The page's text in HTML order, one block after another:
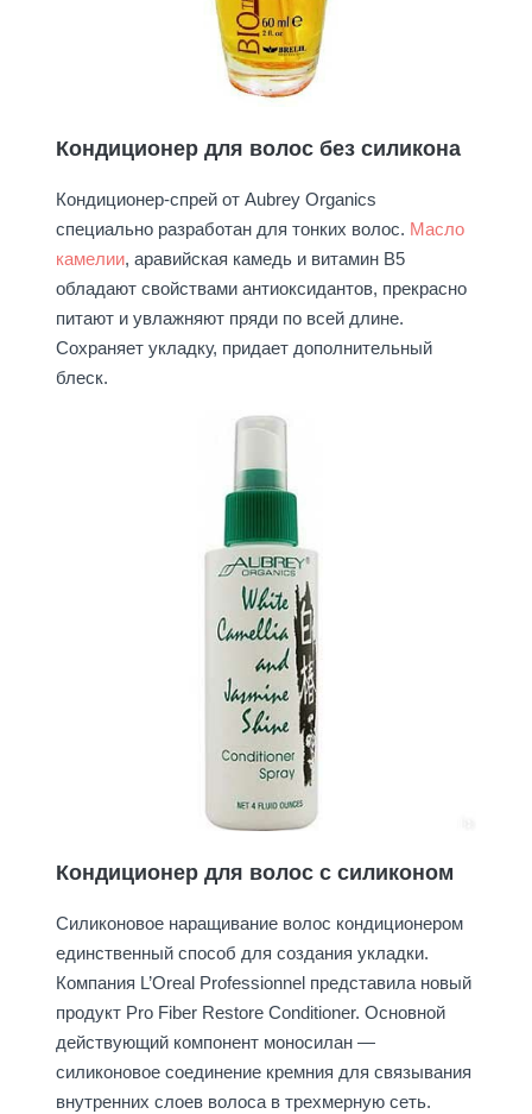
Кондиционер для волос без силикона
Кондиционер-спрей от Aubrey Organics
специально разработан для тонких волос. Масло
камелии, аравийская камедь и витамин В5
обладают свойствами антиоксидантов, прекрасно
питают и увлажняют пряди по всей длине.
Сохраняет укладку, придает дополнительный
блеск.
Кондиционер для волос с силиконом
Силиконовое наращивание волос кондиционером
единственный способ для создания укладки.
Компания L’Oreal Professionnel представила новый
продукт Pro Fiber Restore Conditioner. Основной
действующий компонент моносилан —
силиконовое соединение кремния для связывания
внутренних слоев волоса в трехмерную сеть.